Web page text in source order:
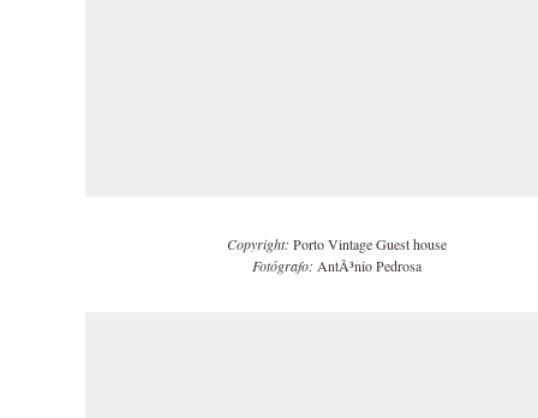
Copyright: Porto Vintage Guest house
Fotógrafo: AntÃ³nio Pedrosa